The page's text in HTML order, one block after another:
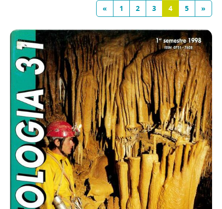
« 1 2 3 4 5 »